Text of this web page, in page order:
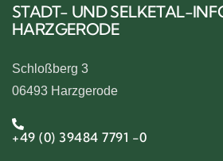
STADT- UND SELKETAL-
HARZGERODE
Schloßberg 3
06493 Harzgerode
+49 (0) 39484 7791 -0